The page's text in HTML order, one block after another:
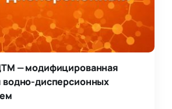
— модифицированная
водно-дисперсионных